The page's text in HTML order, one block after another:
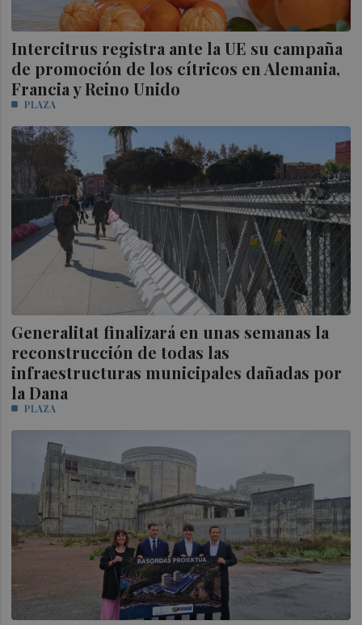
Intercitrus registra ante la UE su campaña
de promoción de los cítricos en Alemania,
Francia y Reino Unido
PLAZA
Generalitat finalizará en unas semanas la
reconstrucción de todas las
infraestructuras municipales dañadas por
la Dana
PLAZA